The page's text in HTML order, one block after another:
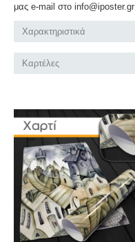
μας e-mail στο info@iposter.gr
Χαρακτηριστικά
Καρτέλες